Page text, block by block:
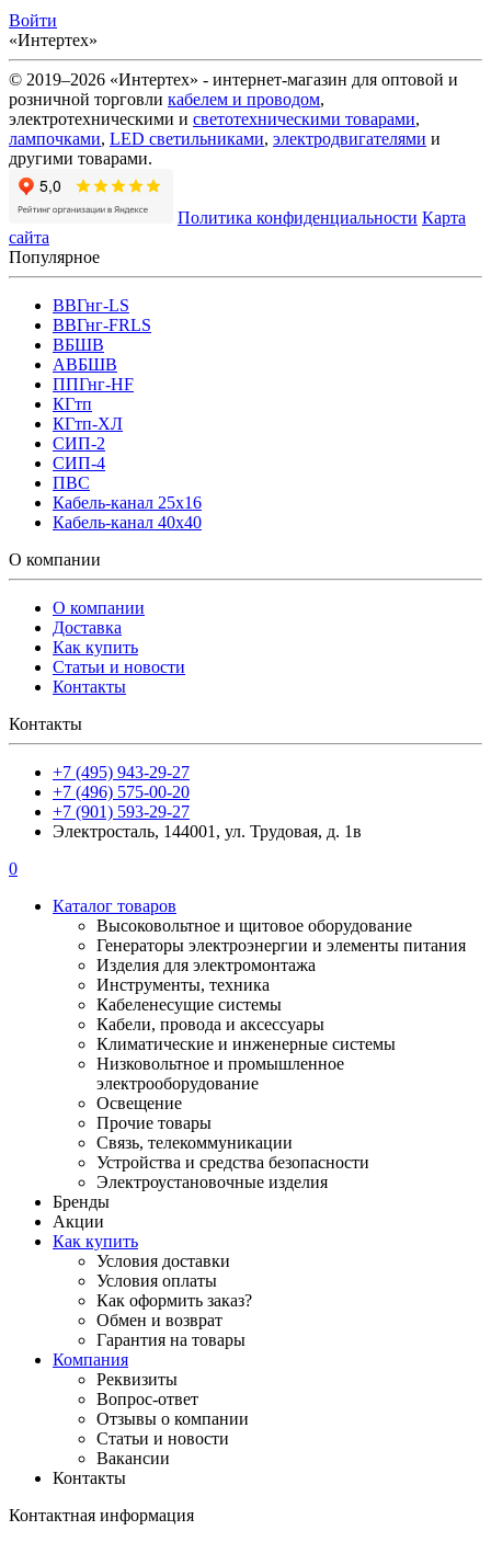
Войти
«Интертех»
© 2019–2026 «Интертех» - интернет-магазин для оптовой и
розничной торговли кабелем и проводом,
электротехническими и светотехническими товарами,
лампочками, LED светильниками, электродвигателями и
другими товарами.
Политика конфиденциальности Карта
сайта
Популярное
ВВГнг-LS
ВВГнг-FRLS
ВБШВ
АВБШВ
ППГнг-HF
КГтп
КГтп-ХЛ
СИП-2
СИП-4
ПВС
Кабель-канал 25х16
Кабель-канал 40х40
О компании
О компании
Доставка
Как купить
Статьи и новости
Контакты
Контакты
+7 (495) 943-29-27
+7 (496) 575-00-20
+7 (901) 593-29-27
Электросталь, 144001, ул. Трудовая, д. 1в
0
Каталог товаров
Высоковольтное и щитовое оборудование
Генераторы электроэнергии и элементы питания
Изделия для электромонтажа
Инструменты, техника
Кабеленесущие системы
Кабели, провода и аксессуары
Климатические и инженерные системы
Низковольтное и промышленное
электрооборудование
Освещение
Прочие товары
Связь, телекоммуникации
Устройства и средства безопасности
Электроустановочные изделия
Бренды
Акции
Как купить
Условия доставки
Условия оплаты
Как оформить заказ?
Обмен и возврат
Гарантия на товары
Компания
Реквизиты
Вопрос-ответ
Отзывы о компании
Статьи и новости
Вакансии
Контакты
Контактная информация